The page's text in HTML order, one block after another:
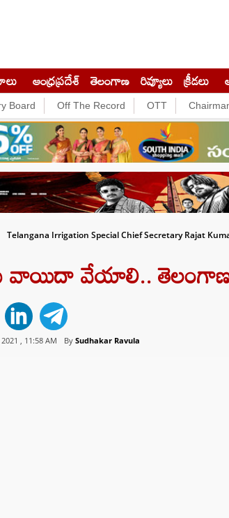
ఆంధ్రప్రదేశ్ తెలంగాణ రివ్యూలు క్రీడలు
Board Off The Record OTT
Telangana Irrigation Special Chief Secretary Rajat
వాయిదా వేయాలి..
, 11:58 AM By Sudhakar Ravula